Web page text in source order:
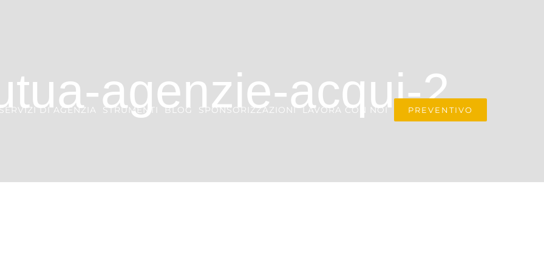
DI AGENZIA STRUMENTI BLOG SPONSORIZZAZIONI LAVORA CON NOI PREVENTIVO
agenzie-acqui-2